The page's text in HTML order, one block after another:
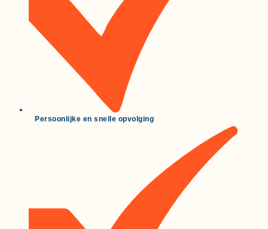
Persoonlijke en snelle opvolging